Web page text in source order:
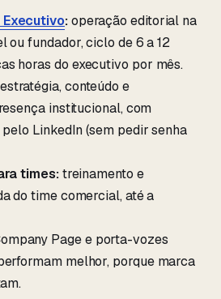
:operação editorial na
ou fundador, ciclo de 6 a 12
horas do executivo por mês.
conteúdo e
institucional, com
LinkedIn (sem pedir senha
times:treinamento e
do time comercial, até a
Page e porta-vozes
melhor, porque marca